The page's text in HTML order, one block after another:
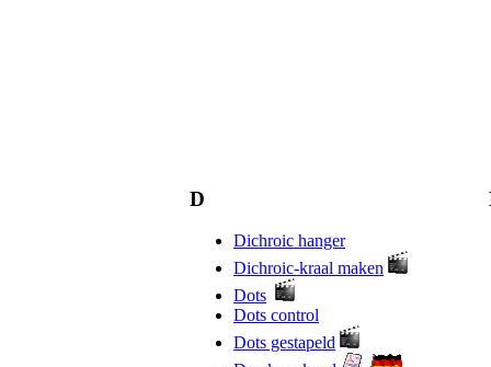
D
Dichroic hanger
Dichroic-kraal maken
Dots
Dots control
Dots gestapeld